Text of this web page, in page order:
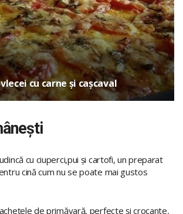
cu carne și cașcaval
cu ciuperci,pui și cartofi, un preparat
cină cum nu se poate mai gustos
de primăvară, perfecte și crocante,